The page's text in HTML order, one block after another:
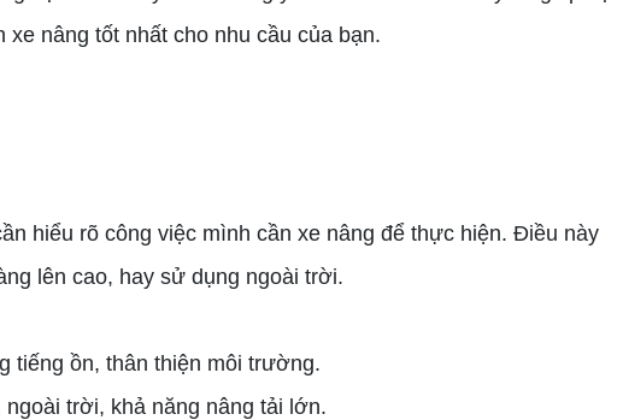
nâng tốt nhất cho nhu cầu của bạn.
hiểu rõ công việc mình cần xe nâng để thực hiện. Điều này
lên cao, hay sử dụng ngoài trời.
tiếng ồn, thân thiện môi trường.
trời, khả năng nâng tải lớn.